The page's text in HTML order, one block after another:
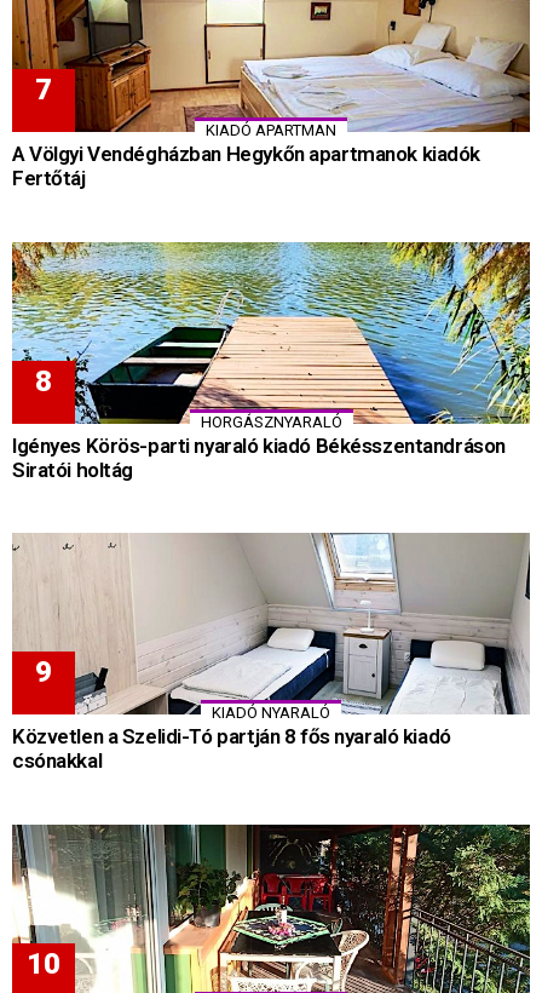
KIADÓ APARTMAN
A Völgyi Vendégházban Hegykőn apartmanok kiadók
Fertőtáj
HORGÁSZNYARALÓ
Igényes Körös-parti nyaraló kiadó Békésszentandráson
Siratói holtág
KIADÓ NYARALÓ
Közvetlen a Szelidi-Tó partján 8 fős nyaraló kiadó
csónakkal